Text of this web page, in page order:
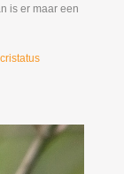
is er maar een